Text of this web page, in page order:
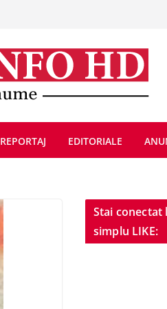
REPORTAJ EDITORIALE
Stai conectat
simplu LIKE: